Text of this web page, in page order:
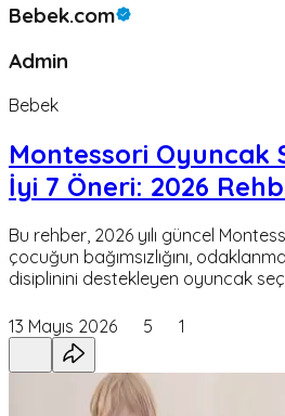
Bebek.com
Admin
Bebek
Montessori Oyuncak
İyi 7 Öneri: 2026
Bu rehber, 2026 yılı güncel
çocuğun bağımsızlığını,
disiplinini destekleyen oyuncak
13 Mayıs 2026 5 1